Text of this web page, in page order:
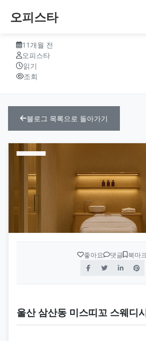
오피스타
울산 삼산동 미스띠꼬 스
11개월 전
오피스타
읽기
조회
블로그 목록으로 돌아가기
좋아요 댓글 북마크
울산 삼산동 미스띠꼬 스웨디